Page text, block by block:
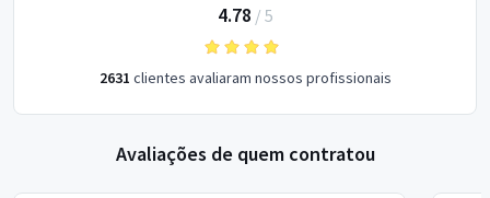
4.78 / 5
2631 clientes avaliaram nossos profissionais
Avaliações de quem contratou